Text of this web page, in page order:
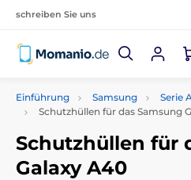
schreiben Sie uns
Einführung Samsung Serie
Schutzhüllen für das Samsung
Schutzhüllen für
Galaxy A40